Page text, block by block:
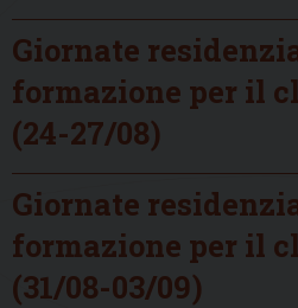
Giornate
formazione per il
(24-27/08)
Giornate
formazione per il
(31/08-03/09)